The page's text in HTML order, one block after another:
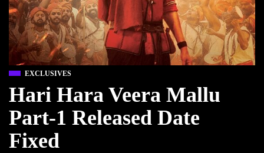
EXCLUSIVES
Hari Hara Veera Mallu
Part-1 Released Date
Fixed